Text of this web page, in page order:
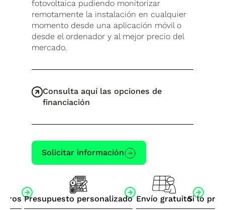
fotovoltaica pudiendo monitorizar
remotamente la instalación en cualquier
momento desde una aplicación móvil o
desde el ordenador y al mejor precio del
mercado.
Consulta aquí las opciones de
financiación
Solicitar información
Presupuesto personalizado Envío gratuitoSi lo